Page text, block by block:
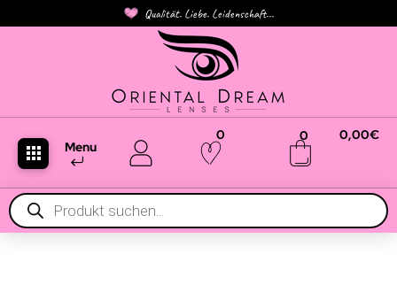
Qualität. Liebe. Leidenschaft...
Menu
0 0 0,00€
Products
search